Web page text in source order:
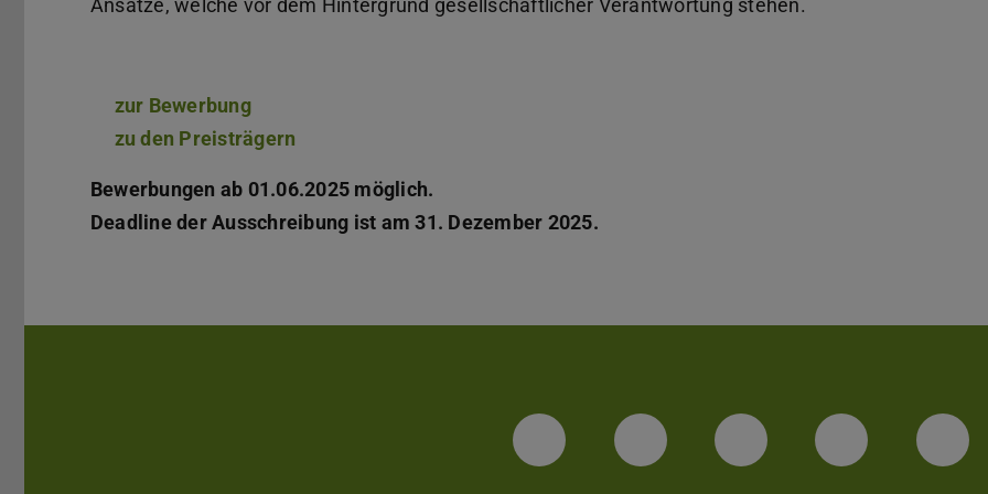
Ansätze, welche vor dem Hintergrund gesellschaftlicher Verantwortung stehen.
zur Bewerbung
zu den Preisträgern
Bewerbungen ab 01.06.2025 möglich.
Deadline der Ausschreibung ist am 31. Dezember 2025.
LinkedIn-Seite der TU Darmstadt
Instagram-Kanal der TU
Bluesky-Kanal der